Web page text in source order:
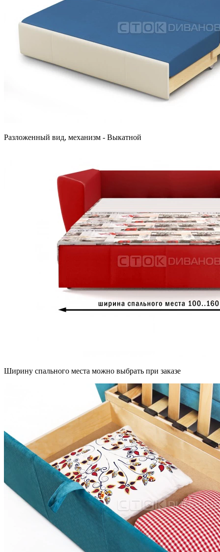
Разложенный вид, механизм - Выкатной
Ширину спального места можно выбрать при заказе